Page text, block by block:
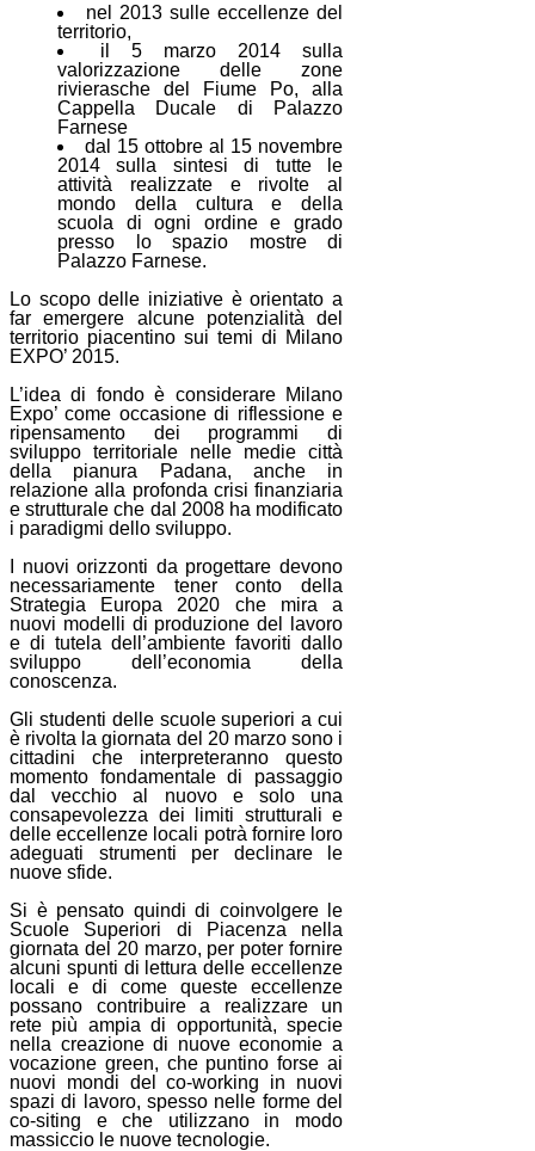
nel 2013 sulle eccellenze del
territorio,
il 5 marzo 2014 sulla
valorizzazione delle zone
rivierasche del Fiume Po, alla
Cappella Ducale di Palazzo
Farnese
dal 15 ottobre al 15 novembre
2014 sulla sintesi di tutte le
attività realizzate e rivolte al
mondo della cultura e della
scuola di ogni ordine e grado
presso lo spazio mostre di
Palazzo Farnese.
Lo scopo delle iniziative è orientato a
far emergere alcune potenzialità del
territorio piacentino sui temi di Milano
EXPO’ 2015.
L’idea di fondo è considerare Milano
Expo’ come occasione di riflessione e
ripensamento dei programmi di
sviluppo territoriale nelle medie città
della pianura Padana, anche in
relazione alla profonda crisi finanziaria
e strutturale che dal 2008 ha modificato
i paradigmi dello sviluppo.
I nuovi orizzonti da progettare devono
necessariamente tener conto della
Strategia Europa 2020 che mira a
nuovi modelli di produzione del lavoro
e di tutela dell’ambiente favoriti dallo
sviluppo dell’economia della
conoscenza.
Gli studenti delle scuole superiori a cui
è rivolta la giornata del 20 marzo sono i
cittadini che interpreteranno questo
momento fondamentale di passaggio
dal vecchio al nuovo e solo una
consapevolezza dei limiti strutturali e
delle eccellenze locali potrà fornire loro
adeguati strumenti per declinare le
nuove sfide.
Si è pensato quindi di coinvolgere le
Scuole Superiori di Piacenza nella
giornata del 20 marzo, per poter fornire
alcuni spunti di lettura delle eccellenze
locali e di come queste eccellenze
possano contribuire a realizzare un
rete più ampia di opportunità, specie
nella creazione di nuove economie a
vocazione green, che puntino forse ai
nuovi mondi del co-working in nuovi
spazi di lavoro, spesso nelle forme del
co-siting e che utilizzano in modo
massiccio le nuove tecnologie.